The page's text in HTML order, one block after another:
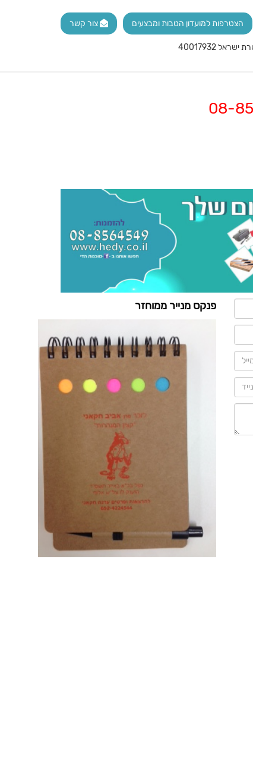
צור קשר הצטרפות למועדון הטבות ומבצעים
פנקס מנייר ממוחזר